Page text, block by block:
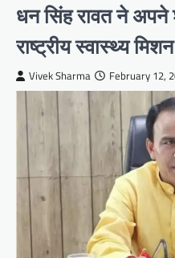
धन सिंह रावत ने
राष्ट्रीय स्वास्थ्य
Vivek Sharma February 12,